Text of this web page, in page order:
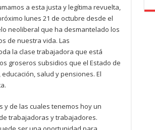
a esta justa y legítima revuelta,
lunes 21 de octubre desde el
neoliberal que ha desmantelado los
de nuestra vida. Las
la clase trabajadora que está
groseros subsidios que el Estado de
salud y pensiones. El
y de las cuales tenemos hoy un
trabajadoras y trabajadores.